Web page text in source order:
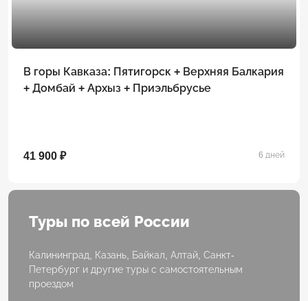
В горы Кавказа: Пятигорск + Верхняя Балкария
+ Домбай + Архыз + Приэльбрусье
41 900 ₽ 6 дней
Туры по всей России
Калининград, Казань, Байкал, Алтай, Санкт-
Петербург и другие туры с самостоятельным
проездом